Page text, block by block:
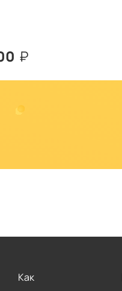
₽
Как